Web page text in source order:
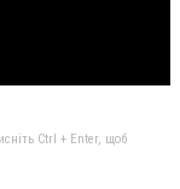
Ctrl + Enter, щоб